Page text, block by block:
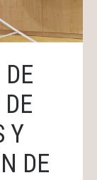
Y
DE